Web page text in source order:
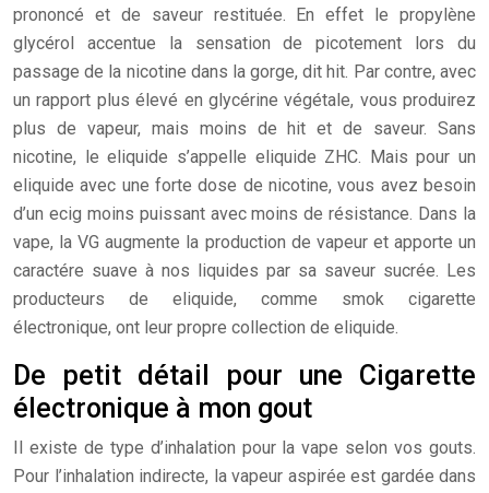
prononcé et de saveur restituée. En effet le propylène
glycérol accentue la sensation de picotement lors du
passage de la nicotine dans la gorge, dit hit. Par contre, avec
un rapport plus élevé en glycérine végétale, vous produirez
plus de vapeur, mais moins de hit et de saveur. Sans
nicotine, le eliquide s’appelle eliquide ZHC. Mais pour un
eliquide avec une forte dose de nicotine, vous avez besoin
d’un ecig moins puissant avec moins de résistance. Dans la
vape, la VG augmente la production de vapeur et apporte un
caractére suave à nos liquides par sa saveur sucrée. Les
producteurs de eliquide, comme smok cigarette
électronique, ont leur propre collection de eliquide.
De petit détail pour une Cigarette
électronique à mon gout
Il existe de type d’inhalation pour la vape selon vos gouts.
Pour l’inhalation indirecte, la vapeur aspirée est gardée dans